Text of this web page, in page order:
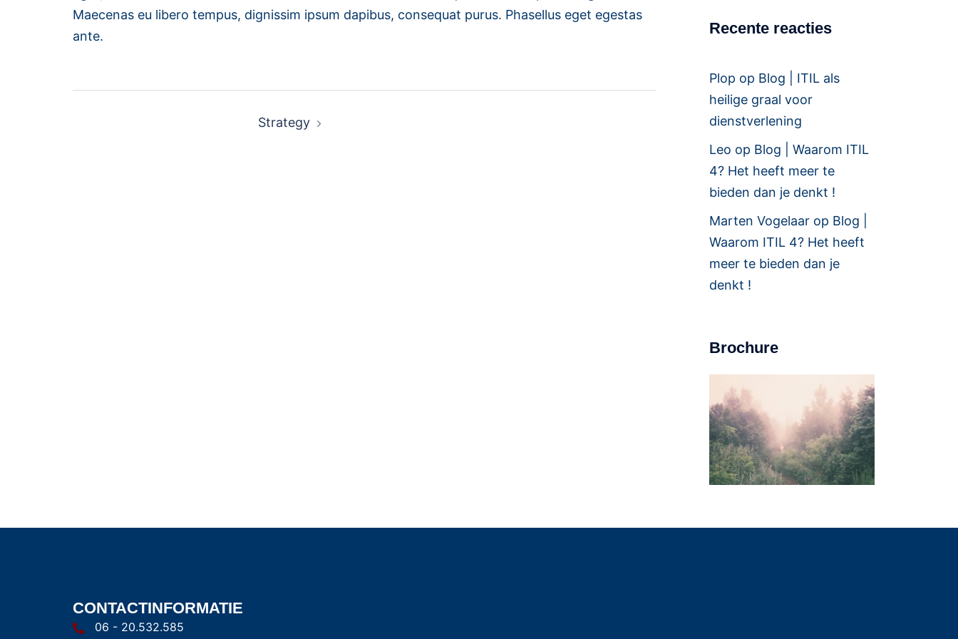
Maecenas eu libero tempus, dignissim ipsum dapibus, consequat purus. Phasellus eget egestas
ante.
Strategy
Recente reacties
Plop op Blog | ITIL als
heilige graal voor
dienstverlening
Leo op Blog | Waarom ITIL
4? Het heeft meer te
bieden dan je denkt !
Marten Vogelaarop Blog |
Waarom ITIL 4? Het heeft
meer te bieden dan je
denkt !
Brochure
CONTACTINFORMATIE
06 - 20.532.585